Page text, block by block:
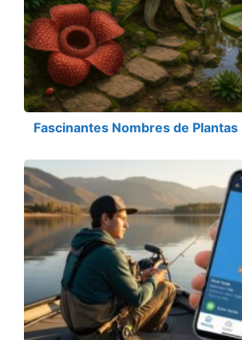
Fascinantes Nombres de Plantas